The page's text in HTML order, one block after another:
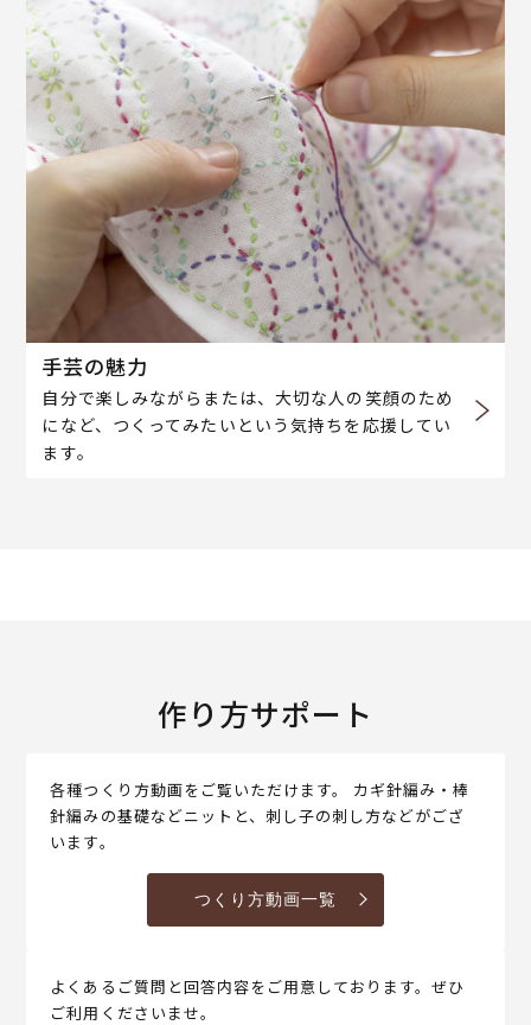
手芸の魅力
自分で楽しみながらまたは、大切な人の笑顔のため
になど、つくってみたいという気持ちを応援してい
ます。
作り方サポート
各種つくり方動画をご覧いただけます。 カギ針編み・棒
針編みの基礎などニットと、刺し子の刺し方などがござ
います。
つくり方動画一覧
よくあるご質問と回答内容をご用意しております。ぜひ
ご利用くださいませ。